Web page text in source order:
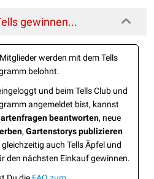
gewinnen...
werden mit dem Tells
belohnt.
und beim Tells Club und
angemeldet bist, kannst
beantworten, neue
, Gartenstorys publizieren
auch Tells Äpfel und
den nächsten Einkauf gewinnen.